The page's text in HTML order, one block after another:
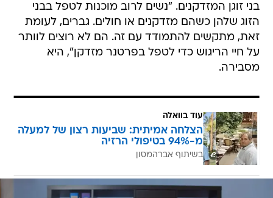
בני זוגן המזדקנים. "נשים לרוב מוכנות לטפל בבני
הזוג שלהן כשהם מזדקנים או חולים. גברים, לעומת
זאת, מתקשים להתמודד עם זה. הם לא רוצים לוותר
על חיי הריגוש כדי לטפל בפרטנר מזדקן", היא
מסבירה.
עוד בוואלה
הצלחה אמיתית: שביעות רצון של למעלה
מ-94% בטיפולי הרזיה
בשיתוף אברהמסון